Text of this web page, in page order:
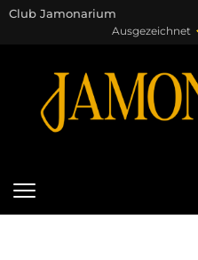
Ausgezeichnet
Club Jamonarium